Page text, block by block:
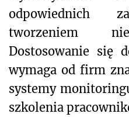
odpowiednich
tworzeniem
Dostosowanie się
wymaga od firm
systemy
szkolenia